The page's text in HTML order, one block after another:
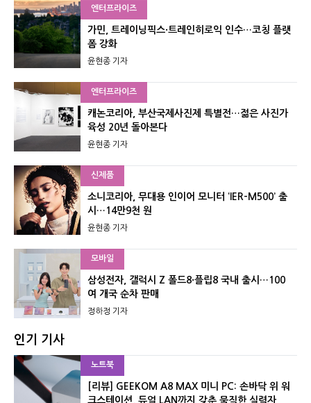
엔터프라이즈
가민, 트레이닝픽스·트레인히로익 인수…코칭 플랫
폼 강화
윤현종 기자
엔터프라이즈
캐논코리아, 부산국제사진제 특별전…젊은 사진가
육성 20년 돌아본다
윤현종 기자
신제품
소니코리아, 무대용 인이어 모니터 ‘IER-M500’ 출
시…14만9천 원
윤현종 기자
모바일
삼성전자, 갤럭시 Z 폴드8·플립8 국내 출시…100
여 개국 순차 판매
정하정 기자
인기 기사
노트북
[리뷰] GEEKOM A8 MAX 미니 PC: 손바닥 위 워
크스테이션, 듀얼 LAN까지 갖춘 묵직한 실력자